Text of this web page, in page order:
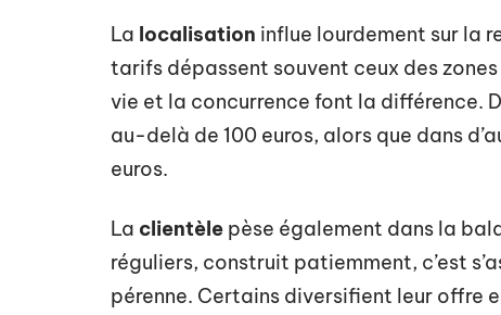
La localisation influe lourdement sur la
tarifs dépassent souvent ceux des
vie et la concurrence font la différence.
au-delà de 100 euros, alors que dans
euros.
La clientèle pèse également dans la
réguliers, construit patiemment, c’est
pérenne. Certains diversifient leur offre